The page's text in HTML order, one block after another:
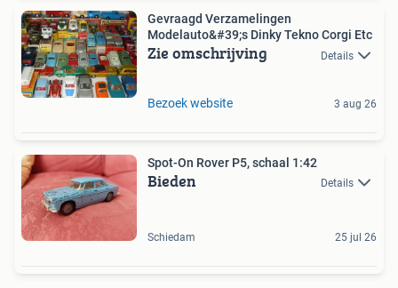
Gevraagd Verzamelingen
Modelauto&#39;s Dinky Tekno Corgi Etc
Zie omschrijving Details
Bezoek website 3 aug 26
Spot-On Rover P5, schaal 1:42
Bieden Details
Schiedam 25 jul 26